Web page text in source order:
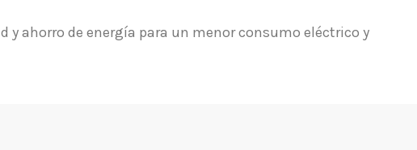
ahorro de energía para un menor consumo eléctrico y